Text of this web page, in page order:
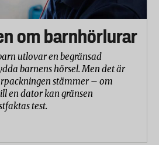
om barnhörlurar
utlovar en begränsad
barnens hörsel. Men det är
stämmer – om
en dator kan gränsen
test.